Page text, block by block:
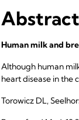
Human milk and
Although human
heart disease in the
Torowicz DL,